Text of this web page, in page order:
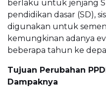
berlaku untuk jenjang
pendidikan dasar (SD),
digunakan untuk
kemungkinan adanya
beberapa tahun ke
Tujuan Perubahan
Dampaknya